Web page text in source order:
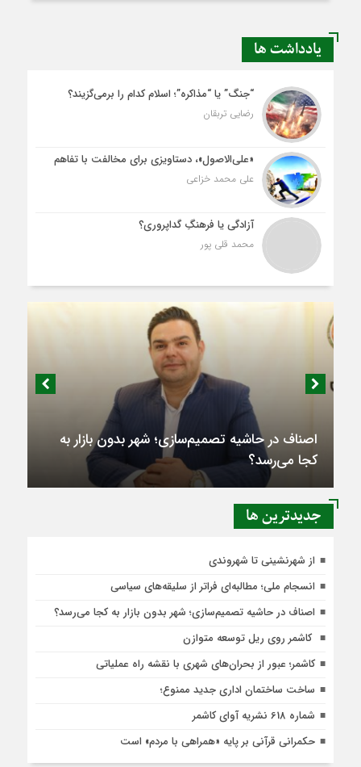
یادداشت ها
“جنگ” یا “مذاکره”؛ اسلام کدام را برمی‌گزیند؟
رضایی تربقان
«علی‌الاصول»، دستاویزی برای مخالفت با تفاهم
علی محمد خزاعی
آزادگی یا فرهنگِ گداپروری؟
محمد قلی پور
اصناف در حاشیه تصمیم‌سازی؛ شهر بدون بازار به
کجا می‌رسد؟
جديدترين ها
از شهرنشینی تا شهروندی
انسجام ملی؛ مطالبه‌ای فراتر از سلیقه‌های سیاسی
اصناف در حاشیه تصمیم‌سازی؛ شهر بدون بازار به کجا می‌رسد؟
کاشمر روی ریل توسعه متوازن
کاشمر؛ عبور از بحران‌های شهری با نقشه راه عملیاتی
ساخت ساختمان اداری جدید ممنوع؛
شماره 618 نشریه آوای کاشمر
حکمرانی قرآنی بر پایه «همراهی با مردم» است